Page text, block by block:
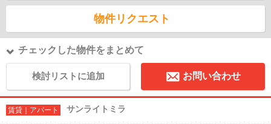
物件リクエスト
チェックした物件をまとめて
検討リストに追加 お問い合わせ
賃貸｜アパート サンライトミラ